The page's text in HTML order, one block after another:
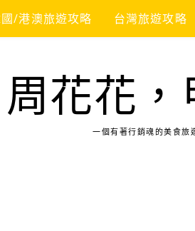
/港澳旅遊攻略 台灣旅遊攻略
周花花，
一個有著行銷魂的美食旅